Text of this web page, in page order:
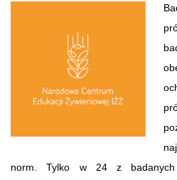
norm. Tylko w 24 z badanych